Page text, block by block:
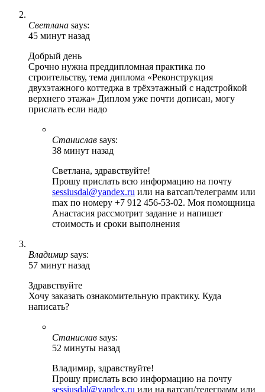
Светлана says:
45 минут назад
Добрый день
Срочно нужна преддипломная практика по
строительству, тема диплома «Реконструкция
двухэтажного коттеджа в трёхэтажный с надстройкой
верхнего этажа» Диплом уже почти дописан, могу
прислать если надо
Станислав says:
38 минут назад
Светлана, здравствуйте!
Прошу прислать всю информацию на почту
sessiusdal@yandex.ru или на ватсап/телеграмм или
max по номеру +7 912 456-53-02. Моя помощница
Анастасия рассмотрит задание и напишет
стоимость и сроки выполнения
Владимир says:
57 минут назад
Здравствуйте
Хочу заказать ознакомительную практику. Куда
написать?
Станислав says:
52 минуты назад
Владимир, здравствуйте!
Прошу прислать всю информацию на почту
sessiusdal@yandex.ru или на ватсап/телеграмм или